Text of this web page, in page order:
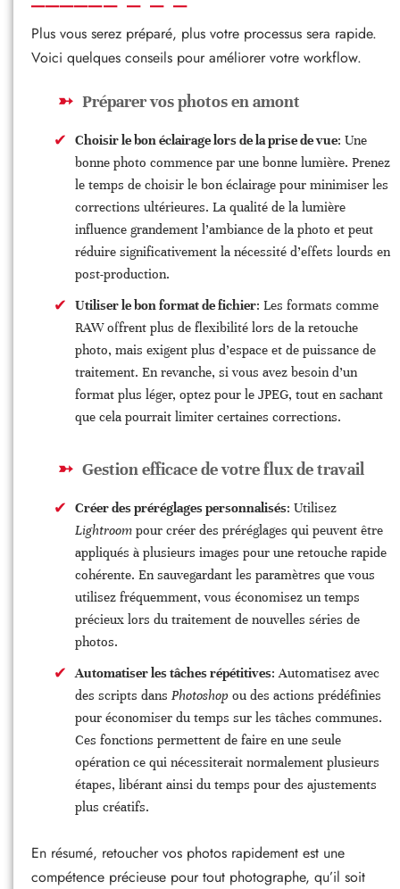
Plus vous serez préparé, plus votre processus sera rapide.
Voici quelques conseils pour améliorer votre workflow.
Préparer vos photos en amont
Choisir le bon éclairage lors de la prise de vue: Une
bonne photo commence par une bonne lumière. Prenez
le temps de choisir le bon éclairage pour minimiser les
corrections ultérieures. La qualité de la lumière
influence grandement l’ambiance de la photo et peut
réduire significativement la nécessité d’effets lourds en
post-production.
Utiliser le bon format de fichier: Les formats comme
RAW offrent plus de flexibilité lors de la retouche
photo, mais exigent plus d’espace et de puissance de
traitement. En revanche, si vous avez besoin d’un
format plus léger, optez pour le JPEG, tout en sachant
que cela pourrait limiter certaines corrections.
Gestion efficace de votre flux de travail
Créer des préréglages personnalisés: Utilisez
Lightroom pour créer des préréglages qui peuvent être
appliqués à plusieurs images pour une retouche rapide
cohérente. En sauvegardant les paramètres que vous
utilisez fréquemment, vous économisez un temps
précieux lors du traitement de nouvelles séries de
photos.
Automatiser les tâches répétitives: Automatisez avec
des scripts dans Photoshop ou des actions prédéfinies
pour économiser du temps sur les tâches communes.
Ces fonctions permettent de faire en une seule
opération ce qui nécessiterait normalement plusieurs
étapes, libérant ainsi du temps pour des ajustements
plus créatifs.
En résumé, retoucher vos photos rapidement est une
compétence précieuse pour tout photographe, qu’il soit